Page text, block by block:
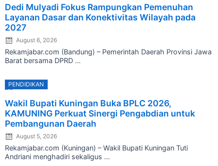
Dedi Mulyadi Fokus Rampungkan Pemenuhan
Layanan Dasar dan Konektivitas Wilayah pada
2027
on
August 6, 2026
Rekamjabar.com (Bandung) – Pemerintah Daerah Provinsi Jawa
Barat bersama DPRD ...
PENDIDIKAN
Wakil Bupati Kuningan Buka BPLC 2026,
KAMUNING Perkuat Sinergi Pengabdian untuk
Pembangunan Daerah
on
August 5, 2026
Rekamjabar.com (Kuningan) – Wakil Bupati Kuningan Tuti
Andriani menghadiri sekaligus ...